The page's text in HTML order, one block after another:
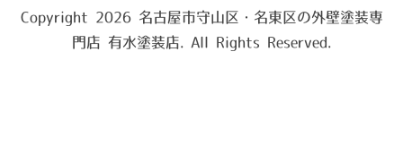
Copyright 2026 名古屋市守山区・名東区の外壁塗装専
門店 有水塗装店. All Rights Reserved.